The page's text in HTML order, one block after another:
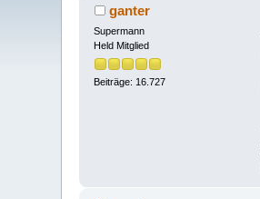
ganter
Supermann
Held Mitglied
Beiträge: 16.727